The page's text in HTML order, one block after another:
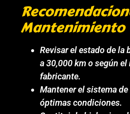
Mantenimiento
Revisar el estado de la
a 30,000 km o según
fabricante.
Mantener el sistema
óptimas condiciones.